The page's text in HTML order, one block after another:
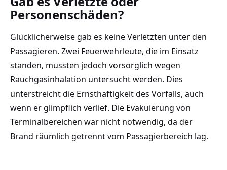
Personenschäden?
Glücklicherweise gab es keine Verletzten unter den
Passagieren. Zwei Feuerwehrleute, die im Einsatz
standen, mussten jedoch vorsorglich wegen
Rauchgasinhalation untersucht werden. Dies
unterstreicht die Ernsthaftigkeit des Vorfalls, auch
wenn er glimpflich verlief. Die Evakuierung von
Terminalbereichen war nicht notwendig, da der
Brand räumlich getrennt vom Passagierbereich lag.